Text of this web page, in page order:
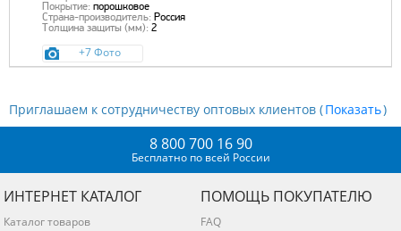
Покрытие: порошковое
Страна-производитель: Россия
Толщина защиты (мм): 2
+7 Фото
Приглашаем к сотрудничеству оптовых клиентов ( )
8 800 700 16 90
Бесплатно по всей России
ИНТЕРНЕТ КАТАЛОГ
Каталог товаров
ПОМОЩЬ ПОКУПАТЕЛЮ
FAQ